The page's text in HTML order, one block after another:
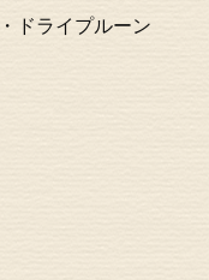
ドライプルーン